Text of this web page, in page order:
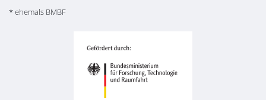
* ehemals BMBF